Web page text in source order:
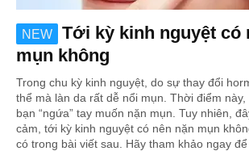
NEW
Tới kỳ kinh nguyệt có
mụn không
Trong chu kỳ kinh nguyệt, do sự thay đổi
thể mà làn da rất dễ nổi mụn. Thời điểm
bạn “ngứa” tay muốn nặn mụn. Tuy nhiên,
cảm, tới kỳ kinh nguyệt có nên nặn mụn
có trong bài viết sau. Hãy tham khảo ngay